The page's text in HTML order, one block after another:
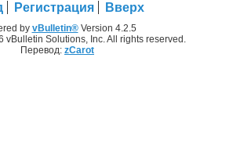
Регистрация Вверх
by vBulletin®Version 4.2.5
vBulletin Solutions, Inc. All rights reserved.
Перевод: zCarot